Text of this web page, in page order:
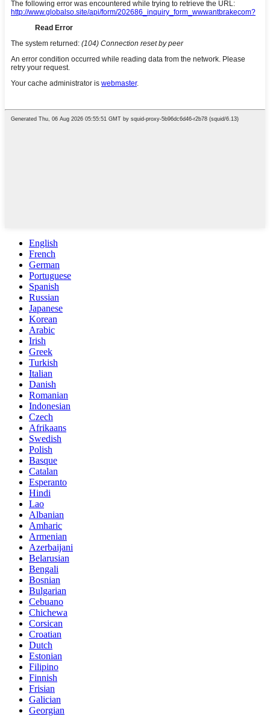
English
French
German
Portuguese
Spanish
Russian
Japanese
Korean
Arabic
Irish
Greek
Turkish
Italian
Danish
Romanian
Indonesian
Czech
Afrikaans
Swedish
Polish
Basque
Catalan
Esperanto
Hindi
Lao
Albanian
Amharic
Armenian
Azerbaijani
Belarusian
Bengali
Bosnian
Bulgarian
Cebuano
Chichewa
Corsican
Croatian
Dutch
Estonian
Filipino
Finnish
Frisian
Galician
Georgian